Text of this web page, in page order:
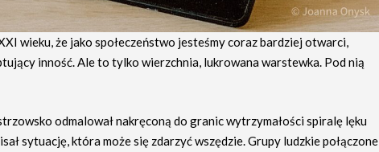
wieku, że jako społeczeństwo jesteśmy coraz bardziej otwarci,
inność. Ale to tylko wierzchnia, lukrowana warstewka. Pod nią
odmalował nakręconą do granic wytrzymałości spiralę lęku
sytuację, która może się zdarzyć wszędzie. Grupy ludzkie połączone